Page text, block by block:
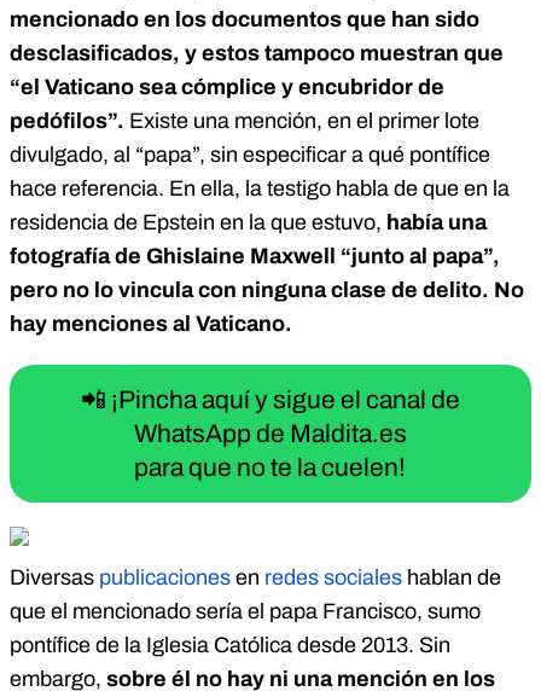
mencionado en los documentos que han sido
desclasificados, y estos tampoco muestran que
“el Vaticano sea cómplice y encubridor de
pedófilos”. Existe una mención, en el primer lote
divulgado, al “papa”, sin especificar a qué pontífice
hace referencia. En ella, la testigo habla de que en la
residencia de Epstein en la que estuvo, había una
fotografía de Ghislaine Maxwell “junto al papa”,
pero no lo vincula con ninguna clase de delito. No
hay menciones al Vaticano.
📲 ¡Pincha aquí y sigue el canal de
WhatsApp de Maldita.es
para que no te la cuelen!
Diversas publicaciones en redes sociales hablan de
que el mencionado sería el papa Francisco, sumo
pontífice de la Iglesia Católica desde 2013. Sin
embargo, sobre él no hay ni una mención en los